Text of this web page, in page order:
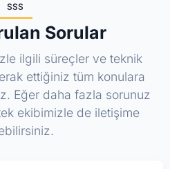
SSS
Sorular
ilgili süreçler ve teknik
ettiğiniz tüm konulara
Eğer daha fazla sorunuz
ekibimizle de iletişime